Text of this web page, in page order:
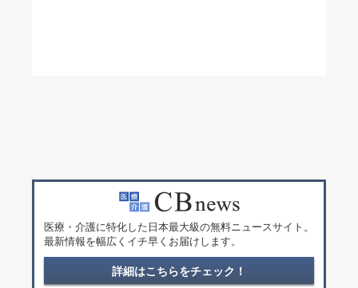
医療・介護に特化した日本最大級の無料ニュースサイト。
最新情報を幅広くイチ早くお届けします。
詳細はこちらをチェック！